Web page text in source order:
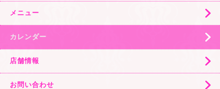
メニュー
カレンダー
店舗情報
お問い合わせ